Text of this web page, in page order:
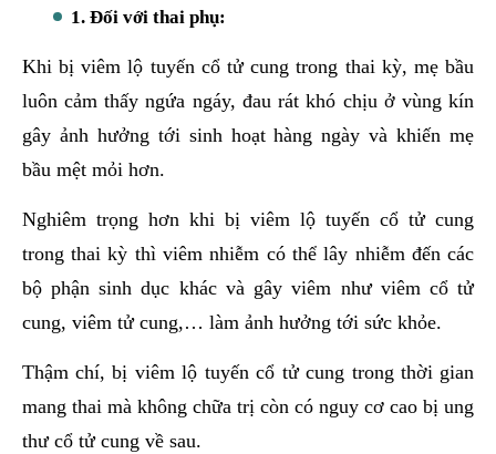
1. Đối với thai phụ:
Khi bị viêm lộ tuyến cổ tử cung trong thai kỳ, mẹ bầu
luôn cảm thấy ngứa ngáy, đau rát khó chịu ở vùng kín
gây ảnh hưởng tới sinh hoạt hàng ngày và khiến mẹ
bầu mệt mỏi hơn.
Nghiêm trọng hơn khi bị viêm lộ tuyến cổ tử cung
trong thai kỳ thì viêm nhiễm có thể lây nhiễm đến các
bộ phận sinh dục khác và gây viêm như viêm cổ tử
cung, viêm tử cung,… làm ảnh hưởng tới sức khỏe.
Thậm chí, bị viêm lộ tuyến cổ tử cung trong thời gian
mang thai mà không chữa trị còn có nguy cơ cao bị ung
thư cổ tử cung về sau.